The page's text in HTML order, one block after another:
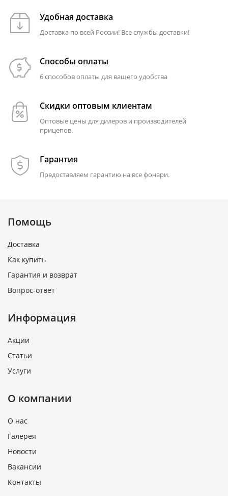
Удобная доставка
Доставка по всей России! Все службы доставки!
Способы оплаты
6 способов оплаты для вашего удобства
Скидки оптовым клиентам
Оптовые цены для дилеров и производителей
прицепов.
Гарантия
Предоставляем гарантию на все фонари.
Помощь
Доставка
Как купить
Гарантия и возврат
Вопрос-ответ
Информация
Акции
Статьи
Услуги
О компании
О нас
Галерея
Новости
Вакансии
Контакты